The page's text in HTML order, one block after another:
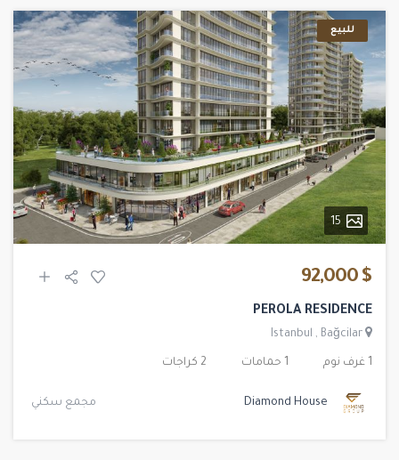
للبيع
15
$ 92,000
PEROLA RESIDENCE
Istanbul , Bağcilar
1 غرف نوم 1 حمامات 2 كراجات
Diamond House مجمع سكني